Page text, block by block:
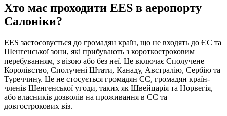
Хто має проходити EES в аеропорту
Салоніки?
EES застосовується до громадян країн, що не входять до ЄС та
Шенгенської зони, які прибувають з короткостроковим
перебуванням, з візою або без неї. Це включає Сполучене
Королівство, Сполучені Штати, Канаду, Австралію, Сербію та
Туреччину. Це не стосується громадян ЄС, громадян країн-
членів Шенгенської угоди, таких як Швейцарія та Норвегія,
або власників дозволів на проживання в ЄС та
довгострокових віз.